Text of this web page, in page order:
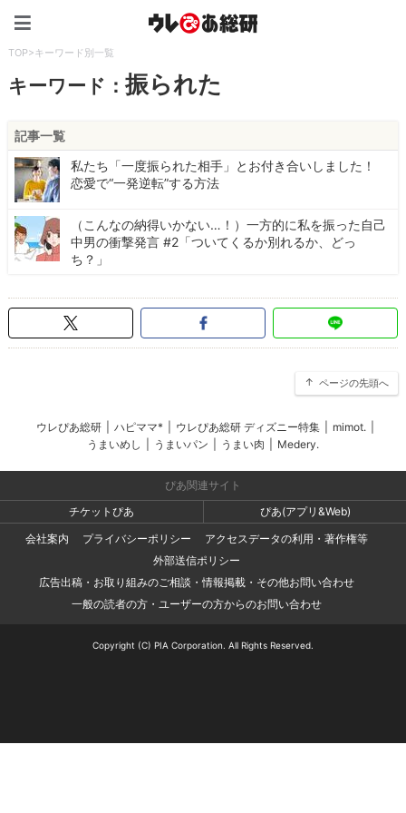
TOP>キーワード別一覧
キーワード：振られた
記事一覧
私たち「一度振られた相手」とお付き合いしました！
恋愛で“一発逆転”する方法
（こんなの納得いかない…！）一方的に私を振った自己
中男の衝撃発言 #2「ついてくるか別れるか、どっ
ち？」
ページの先頭へ
ウレぴあ総研 ハピママ* ウレぴあ総研 ディズニー特集 mimot.
うまいめし
うまいパン うまい肉 Medery.
ぴあ関連サイト
チケットぴあ
ぴあ(アプリ&Web)
会社案内
プライバシーポリシー
アクセスデータの利用・著作権等
外部送信ポリシー
広告出稿・お取り組みのご相談・情報掲載・その他お問い合わせ
一般の読者の方・ユーザーの方からのお問い合わせ
Copyright (C) PIA Corporation. All Rights Reserved.